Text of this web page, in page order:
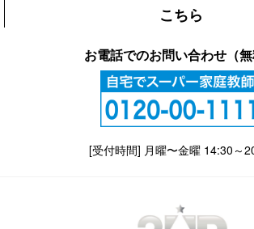
こちら
お電話でのお問い合わせ（無
[受付時間] 月曜〜金曜 14:30～